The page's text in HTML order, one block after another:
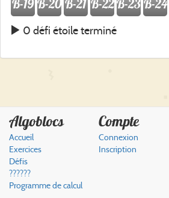
B-19 B-20 B-21 B-22B-23B-24
0 défi étoile terminé
Algoblocs
Accueil
Exercices
Défis
??????
Programme de calcul
Compte
Connexion
Inscription